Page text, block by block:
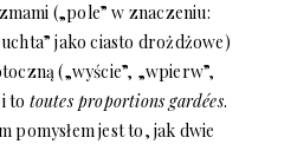
(„pole” w znaczeniu:
jako ciasto drożdżowe)
(„wyście”, „wpierw”,
to toutes proportions gardées.
pomysłem jest to, jak dwie